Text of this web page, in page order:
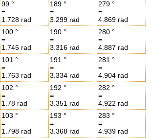
99 °
=
1.728 rad
189 °
=
3.299 rad
279 °
=
4.869 rad
100 °
=
1.745 rad
190 °
=
3.316 rad
280 °
=
4.887 rad
101 °
=
1.763 rad
191 °
=
3.334 rad
281 °
=
4.904 rad
102 °
=
1.78 rad
192 °
=
3.351 rad
282 °
=
4.922 rad
103 °
=
1.798 rad
193 °
=
3.368 rad
283 °
=
4.939 rad